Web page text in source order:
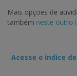
Mais opções de
também neste outro
Acesse o índice